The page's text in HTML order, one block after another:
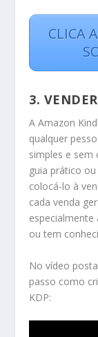
CLICA
3.
A Amazon
qualquer
simples e sem
guia prático
colocá-lo à
cada venda
especialmente
ou tem
No vídeo
passo como
KDP: